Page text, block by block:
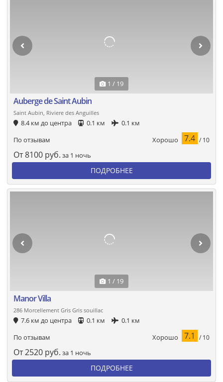
1 / 19
Auberge de Saint Aubin
Saint Aubin, Riviere des Anguilles
8.4 км до центра 0.1 км
0.1 км
По отзывам
Хорошо 7.4 / 10
От8100 руб. за 1 ночь
ПОДРОБНЕЕ
1 / 19
Manor Villa
286 Morcellement Gris Gris souillac
7.6 км до центра 0.1 км
0.1 км
По отзывам
Хорошо 7.1 / 10
От2520 руб. за 1 ночь
ПОДРОБНЕЕ